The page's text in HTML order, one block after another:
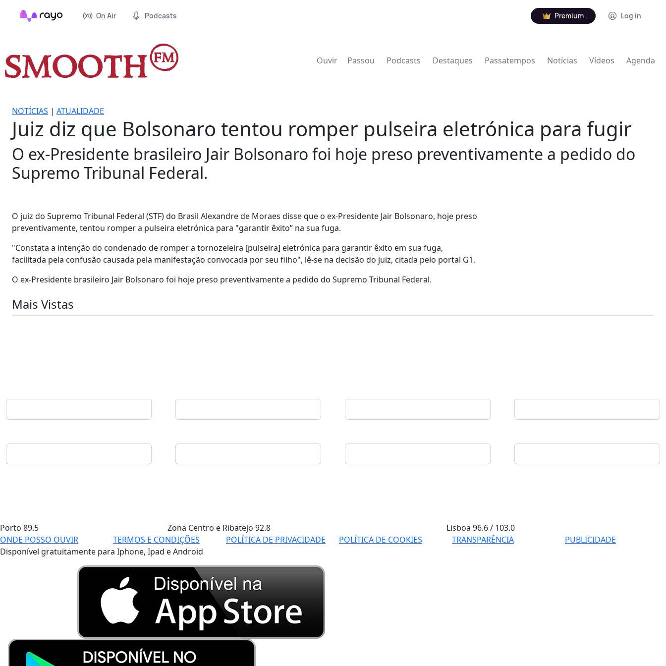
On Air Podcasts Premium Log in
Ouvir Passou Podcasts Destaques Passatempos Notícias Vídeos Agenda
NOTÍCIAS | ATUALIDADE
Juiz diz que Bolsonaro tentou romper pulseira eletrónica para fugir
O ex-Presidente brasileiro Jair Bolsonaro foi hoje preso preventivamente a pedido do
Supremo Tribunal Federal.
O juiz do Supremo Tribunal Federal (STF) do Brasil Alexandre de Moraes disse que o ex-Presidente Jair Bolsonaro, hoje preso
preventivamente, tentou romper a pulseira eletrónica para "garantir êxito” na sua fuga.
"Constata a intenção do condenado de romper a tornozeleira [pulseira] eletrónica para garantir êxito em sua fuga,
facilitada pela confusão causada pela manifestação convocada por seu filho", lê-se na decisão do juiz, citada pelo portal G1.
O ex-Presidente brasileiro Jair Bolsonaro foi hoje preso preventivamente a pedido do Supremo Tribunal Federal.
Mais Vistas
Porto 89.5 Zona Centro e Ribatejo 92.8 Lisboa96.6 / 103.0
ONDE POSSO OUVIR
TERMOS E CONDIÇÕES POLÍTICA DE PRIVACIDADE POLÍTICA DE COOKIES TRANSPARÊNCIA
PUBLICIDADE
Disponível gratuitamente para Iphone, Ipad e Android